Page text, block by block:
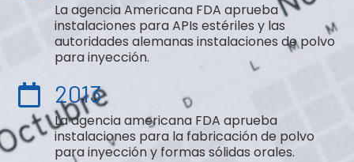
La agencia Americana FDA aprueba
instalaciones para APIs estériles y las
autoridades alemanas instalaciones de polvo
para inyección.
2013
La agencia americana FDA aprueba
instalaciones para la fabricación de polvo
para inyección y formas sólidas orales.